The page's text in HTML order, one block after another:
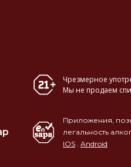
Чрезмерное
Мы не продаем
Приложения,
легальность
IOS . Android